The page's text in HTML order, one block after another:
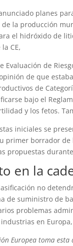
planes
de la producción
el hidróxido de
CE,
Evaluación de
de que
de
bajo el
y los fetos.
iniciales se
primer borrador de
propuestas
en la
no
de suministro de
problemas
en
Europea toma